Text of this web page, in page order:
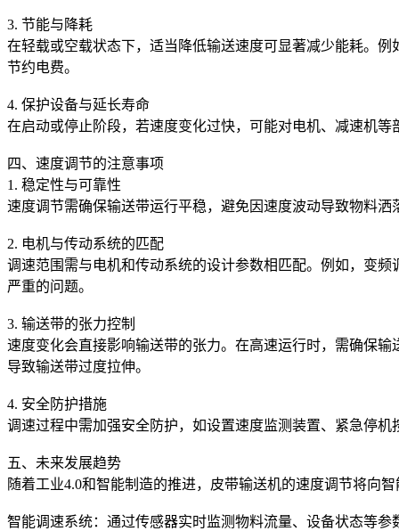
3. 节能与降耗
在轻载或空载状态下，适当降低输送速度可显著减少能耗。
节约电费。
4. 保护设备与延长寿命
在启动或停止阶段，若速度变化过快，可能对电机、减速机
四、速度调节的注意事项
1. 稳定性与可靠性
速度调节需确保输送带运行平稳，避免因速度波动导致物料
2. 电机与传动系统的匹配
调速范围需与电机和传动系统的设计参数相匹配。例如，变
严重的问题。
3. 输送带的张力控制
速度变化会直接影响输送带的张力。在高速运行时，需确保
导致输送带过度拉伸。
4. 安全防护措施
调速过程中需加强安全防护，如设置速度监测装置、紧急停
五、未来发展趋势
随着工业4.0和智能制造的推进，皮带输送机的速度调节将向
智能调速系统：通过传感器实时监测物料流量、设备状态等